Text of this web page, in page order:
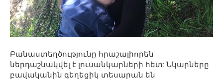
Բանաստեղծությունը հրաշալիորեն
ներդաշնակվել է լուսանկարների հետ: Նկարները
բավականին գեղեցիկ տեսարան են